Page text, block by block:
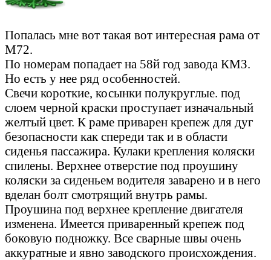
Попалась мне вот такая вот интересная рама от
М72.
По номерам попадает на 58й год завода КМЗ.
Но есть у нее ряд особенностей.
Свечи короткие, косынки полукруглые. под
слоем черной краски проступает изначальный
желтый цвет. К раме приварен крепеж для дуг
безопасности как спереди так и в области
сиденья пассажира. Кулаки крепления коляски
спилены. Верхнее отверстие под проушину
коляски за сиденьем водителя заварено и в него
вделан болт смотрящий внутрь рамы.
Проушина под верхнее крепление двигателя
изменена. Имеется приваренный крепеж под
боковую подножку. Все сварные швы очень
аккуратные и явно заводского происхождения.